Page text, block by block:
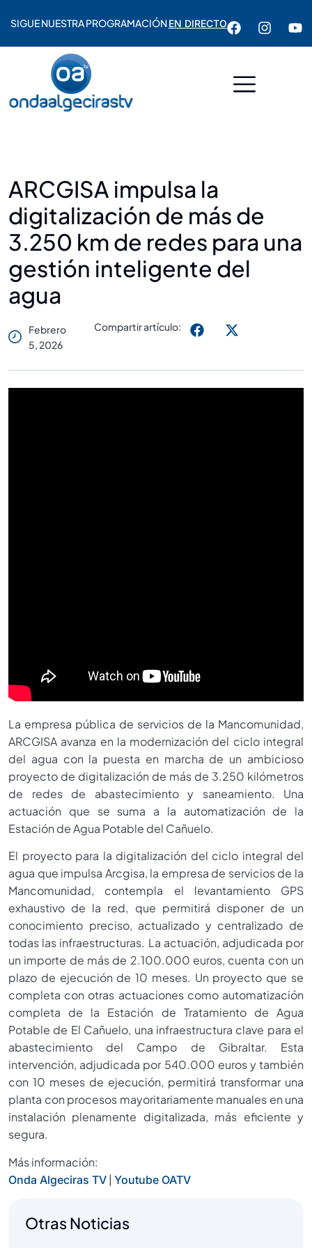
SIGUE NUESTRA PROGRAMACIÓNEN DIRECTO
ARCGISA impulsa la
digitalización de más de
3.250 km de redes para una
gestión inteligente del
agua
Febrero
5, 2026
Compartir artículo:
La empresa pública de servicios de la Mancomunidad,
ARCGISA avanza en la modernización del ciclo integral
del agua con la puesta en marcha de un ambicioso
proyecto de digitalización de más de 3.250 kilómetros
de redes de abastecimiento y saneamiento. Una
actuación que se suma a la automatización de la
Estación de Agua Potable del Cañuelo.
El proyecto para la digitalización del ciclo integral del
agua que impulsa Arcgisa, la empresa de servicios de la
Mancomunidad, contempla el levantamiento GPS
exhaustivo de la red, que permitirá disponer de un
conocimiento preciso, actualizado y centralizado de
todas las infraestructuras. La actuación, adjudicada por
un importe de más de 2.100.000 euros, cuenta con un
plazo de ejecución de 10 meses. Un proyecto que se
completa con otras actuaciones como automatización
completa de la Estación de Tratamiento de Agua
Potable de El Cañuelo, una infraestructura clave para el
abastecimiento del Campo de Gibraltar. Esta
intervención, adjudicada por 540.000 euros y también
con 10 meses de ejecución, permitirá transformar una
planta con procesos mayoritariamente manuales en una
instalación plenamente digitalizada, más eficiente y
segura.
Más información:
Onda Algeciras TV | Youtube OATV
Otras Noticias